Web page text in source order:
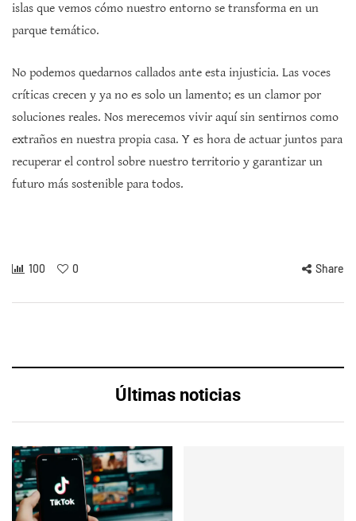
islas que vemos cómo nuestro entorno se transforma en un
parque temático.
No podemos quedarnos callados ante esta injusticia. Las voces
críticas crecen y ya no es solo un lamento; es un clamor por
soluciones reales. Nos merecemos vivir aquí sin sentirnos como
extraños en nuestra propia casa. Y es hora de actuar juntos para
recuperar el control sobre nuestro territorio y garantizar un
futuro más sostenible para todos.
100 0 Share
Últimas noticias